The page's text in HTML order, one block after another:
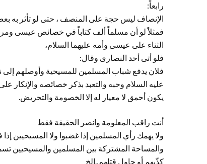
رابعاً:
الإنصاف ليس حجة على المنصف ، حتى لو تأثر به
فمثلاً لو أن مسلماً ألف كتاباً في خصائص عيسى
الثناء على عيسى وأمه عليهما السلام،
فلو أتى أحد النصارى وقال:
فلان يدفع شباب المسلمين للمسيحية وأوصلهم
عليه السلام وحبه والتعبد بذكر خصائصه
يكون أحمق لا معيار له إلا الخصومة والتحريض.
أنت راقب المعلومة وانصر الحقيقة فقط
ولا يهمك رأي المسلمين إذا غضبوا ولا المسيحيين
والمساحة المشتركة بين المسلمين والمسيحيين
كذّبهم أو حاول قتلهم..الخ